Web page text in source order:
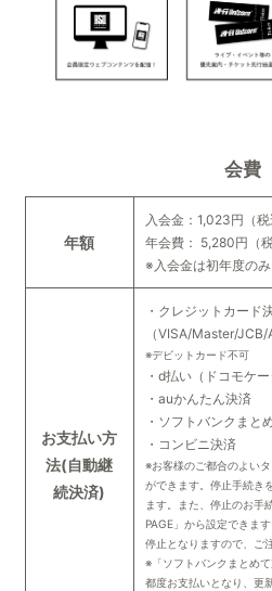
会費
年額
入会金：1,023円（税
年会費： 5,280円（税
※入会金は初年度のみ
お支払い方
法(自動継
続決済)
・クレジットカード
（VISA/Master/JCB/
※デビットカード不可
・d払い（ドコモケー
・auかんたん決済
・ソフトバンクまと
・コンビニ決済
※お客様のご都合のよい
ができます。停止手続き
ます。また、停止のお手
PAGE」から設定できま
停止となりますので、ご
※「ソフトバンクまとめ
都度お支払いとなり、更